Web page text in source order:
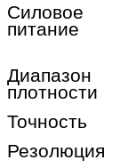
Силовое
питание
Диапазон
плотности
Точность
Резолюция